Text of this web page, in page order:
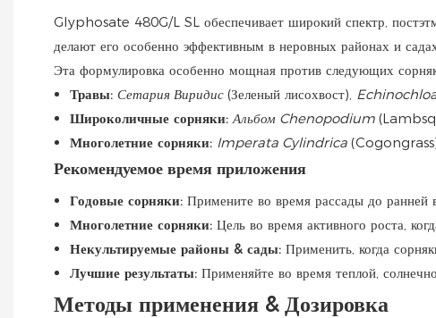
Glyphosate 480G/L SL обеспечивает широкий спектр,
делают его особенно эффективным в неровных районах и
Эта формулировка особенно мощная против следующих
Травы: Сетария Виридис (Зеленый лисохвост),
Широколичные сорняки:Альбом Chenopodium
Многолетние сорняки: Imperata Cylindrica
Рекомендуемое время приложения
Годовые сорняки: Примените во время рассады до ранней
Многолетние сорняки: Цель во время активного роста,
Некультируемые районы & сады: Применить, когда
Лучшие результаты: Применяйте во время теплой,
Методы применения & Дозировка